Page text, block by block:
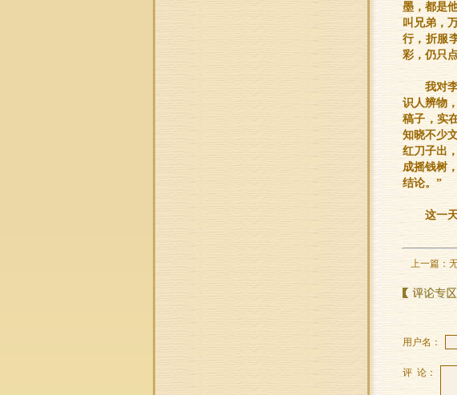
墨，都是
叫兄弟，
行，折服
彩，仍只
我对
识人辨物
稿子，实
知晓不少
红刀子出
成摇钱树
结论。”
这一
上一篇：
用户名：
评 论：